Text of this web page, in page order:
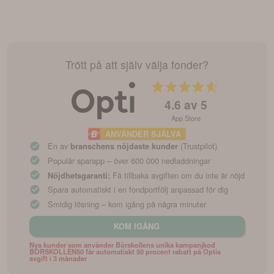
Trött på att själv välja fonder?
4.6 av 5
App Store
ANVÄNDER SJÄLVA
En av branschens nöjdaste kunder (Trustpilot)
Populär sparapp – över 600 000 nedladdningar
Nöjdhetsgaranti: Få tillbaka avgiften om du inte är nöjd
Spara automatiskt i en fondportfölj anpassad för dig
Smidig lösning – kom igång på några minuter
KOM IGÅNG
Nya kunder som använder Börskollens unika kampanjkod
BORSKOLLEN50 får automatiskt 50 procent rabatt på Optis
avgift i 3 månader